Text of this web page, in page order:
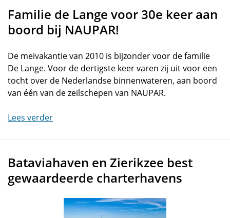
Familie de Lange voor 30e keer aan
boord bij NAUPAR!
De meivakantie van 2010 is bijzonder voor de familie
De Lange. Voor de dertigste keer varen zij uit voor een
tocht over de Nederlandse binnenwateren, aan boord
van één van de zeilschepen van NAUPAR.
Lees verder
Bataviahaven en Zierikzee best
gewaardeerde charterhavens